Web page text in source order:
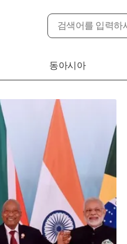
동아시아